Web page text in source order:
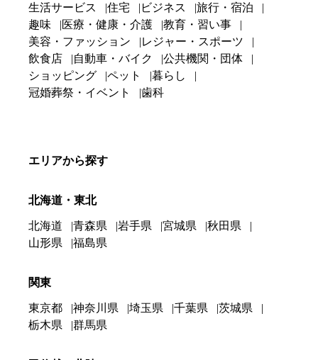
生活サービス 住宅 ビジネス
旅行・宿泊
趣味
医療・健康・介護
教育・習い事
美容・ファッション
レジャー・スポーツ
飲食店
自動車・バイク
公共機関・団体
ショッピング
ペット
暮らし
冠婚葬祭・イベント
歯科
エリアから探す
北海道・東北
北海道 青森県 岩手県 宮城県
秋田県
山形県
福島県
関東
東京都 神奈川県 埼玉県 千葉県
茨城県
栃木県
群馬県